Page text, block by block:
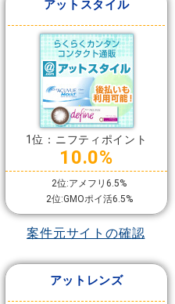
アットスタイル
1位：ニフティポイント
10.0%
2位:アメフリ6.5%
2位:GMOポイ活6.5%
案件元サイトの確認
アットレンズ